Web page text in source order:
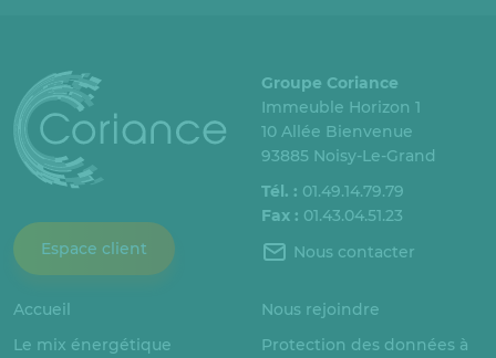
Espace client
Groupe Coriance
Immeuble Horizon 1
10 Allée Bienvenue
93885 Noisy-Le-Grand
Tél. : 01.49.14.79.79
Fax : 01.43.04.51.23
Nous contacter
Accueil
Le mix énergétique
Nous rejoindre
Protection des données à